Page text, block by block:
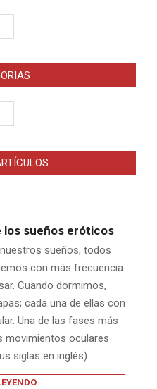
los sueños eróticos
sueños, todos
con más frecuencia
Cuando dormimos,
cada una de ellas con
Una de las fases más
movimientos oculares
siglas en inglés).